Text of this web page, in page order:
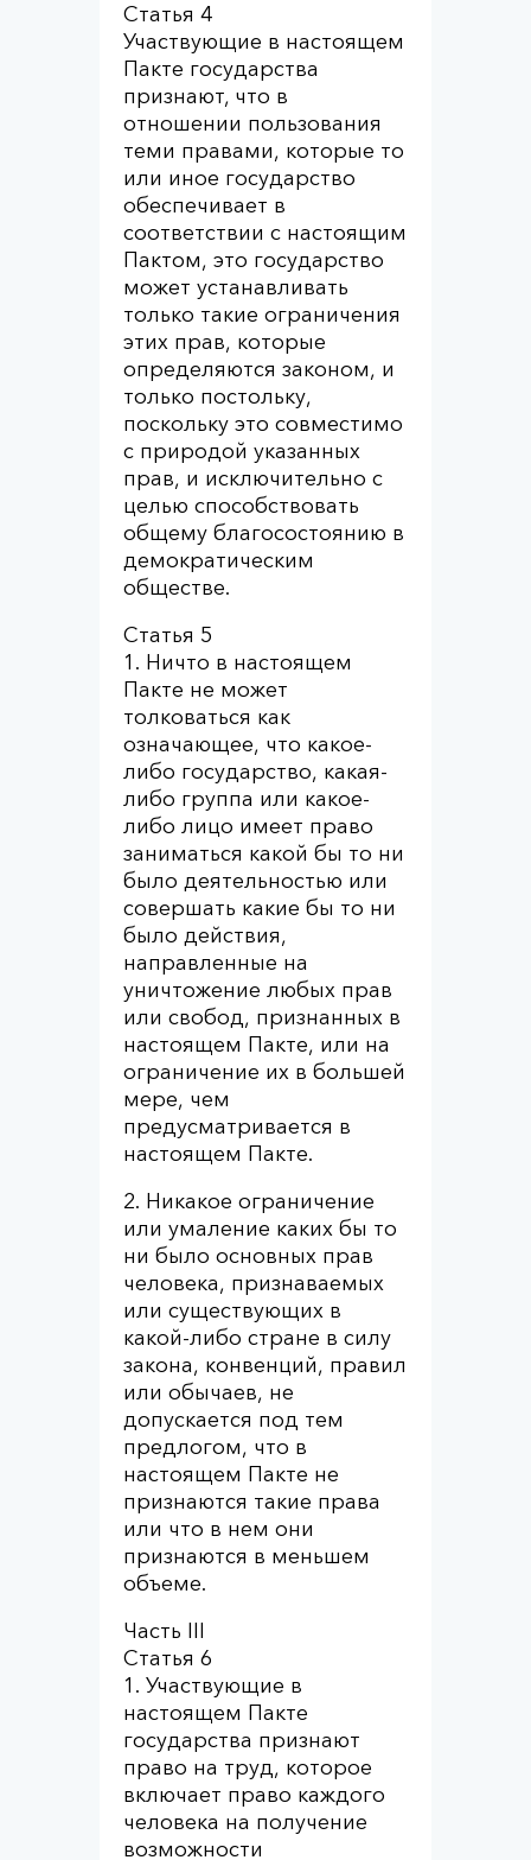
Статья 4
Участвующие в настоящем
Пакте государства
признают, что в
отношении пользования
теми правами, которые то
или иное государство
обеспечивает в
соответствии с настоящим
Пактом, это государство
может устанавливать
только такие ограничения
этих прав, которые
определяются законом, и
только постольку,
поскольку это совместимо
с природой указанных
прав, и исключительно с
целью способствовать
общему благосостоянию в
демократическим
обществе.
Статья 5
1. Ничто в настоящем
Пакте не может
толковаться как
означающее, что какое-
либо государство, какая-
либо группа или какое-
либо лицо имеет право
заниматься какой бы то ни
было деятельностью или
совершать какие бы то ни
было действия,
направленные на
уничтожение любых прав
или свобод, признанных в
настоящем Пакте, или на
ограничение их в большей
мере, чем
предусматривается в
настоящем Пакте.
2. Никакое ограничение
или умаление каких бы то
ни было основных прав
человека, признаваемых
или существующих в
какой-либо стране в силу
закона, конвенций, правил
или обычаев, не
допускается под тем
предлогом, что в
настоящем Пакте не
признаются такие права
или что в нем они
признаются в меньшем
объеме.
Часть III
Статья 6
1. Участвующие в
настоящем Пакте
государства признают
право на труд, которое
включает право каждого
человека на получение
возможности